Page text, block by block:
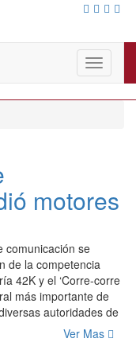
Toggle
motores
comunicación se
de la competencia
42K y el ‘Corre-corre
más importante de
autoridades de
Ver Mas